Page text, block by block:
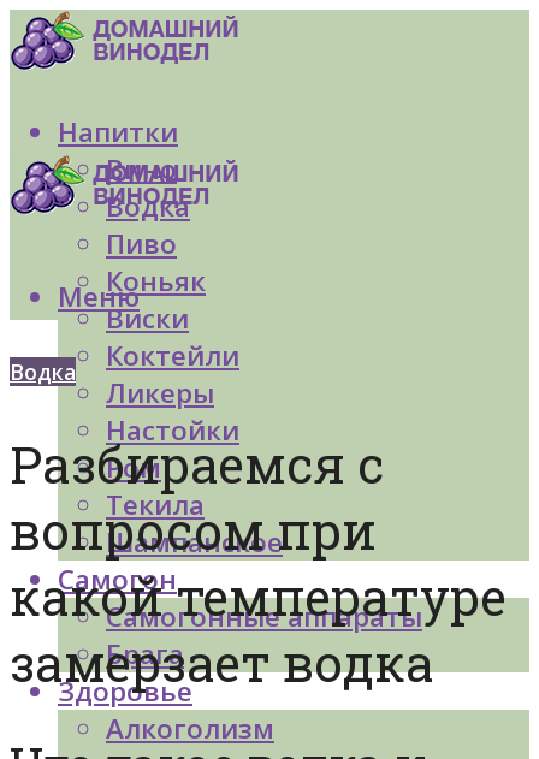
Напитки
Вино
Водка
Пиво
Коньяк
Виски
Коктейли
Ликеры
Настойки
Ром
Текила
Шампанское
Самогон
Самогонные аппараты
Брага
Здоровье
Алкоголизм
Меню
Водка
Разбираемся с
вопросом при
какой температуре
замерзает водка